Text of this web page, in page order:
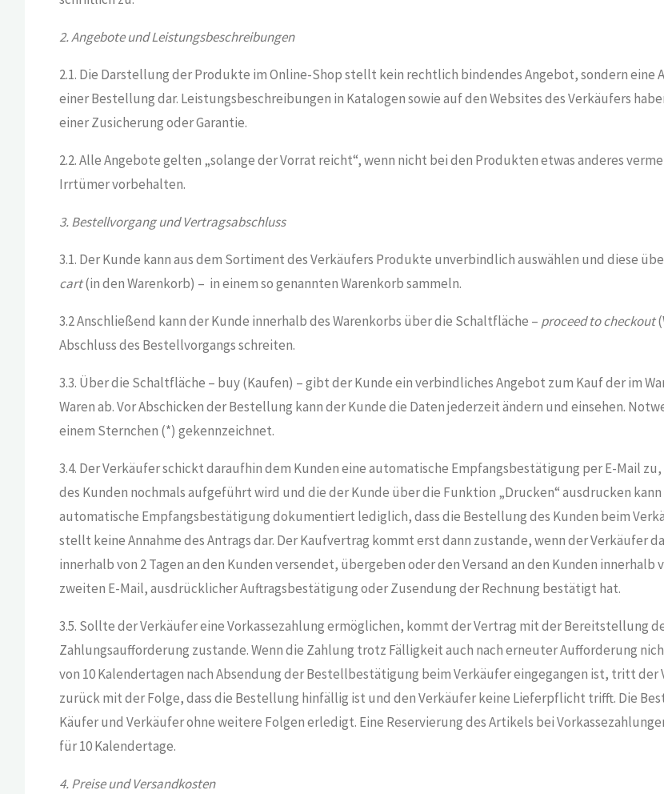
2. Angebote und Leistungsbeschreibungen
2.1. Die Darstellung der Produkte im Online-Shop stellt kein rechtlich bindendes Angebot, sondern eine
einer Bestellung dar. Leistungsbeschreibungen in Katalogen sowie auf den Websites des Verkäufers
einer Zusicherung oder Garantie.
2.2. Alle Angebote gelten „solange der Vorrat reicht“, wenn nicht bei den Produkten etwas anderes
Irrtümer vorbehalten.
3. Bestellvorgang und Vertragsabschluss
3.1. Der Kunde kann aus dem Sortiment des Verkäufers Produkte unverbindlich auswählen und diese
cart(in den Warenkorb) – in einem so genannten Warenkorb sammeln.
3.2 Anschließend kann der Kunde innerhalb des Warenkorbs über die Schaltfläche – proceed to checkout
Abschluss des Bestellvorgangs schreiten.
3.3. Über die Schaltfläche – buy (Kaufen) – gibt der Kunde ein verbindliches Angebot zum Kauf der im
Waren ab. Vor Abschicken der Bestellung kann der Kunde die Daten jederzeit ändern und einsehen.
einem Sternchen (*) gekennzeichnet.
3.4. Der Verkäufer schickt daraufhin dem Kunden eine automatische Empfangsbestätigung per E-Mail
des Kunden nochmals aufgeführt wird und die der Kunde über die Funktion „Drucken“ ausdrucken
automatische Empfangsbestätigung dokumentiert lediglich, dass die Bestellung des Kunden beim
stellt keine Annahme des Antrags dar. Der Kaufvertrag kommt erst dann zustande, wenn der Verkäufer
innerhalb von 2 Tagen an den Kunden versendet, übergeben oder den Versand an den Kunden innerhalb
zweiten E-Mail, ausdrücklicher Auftragsbestätigung oder Zusendung der Rechnung bestätigt hat.
3.5. Sollte der Verkäufer eine Vorkassezahlung ermöglichen, kommt der Vertrag mit der Bereitstellung
Zahlungsaufforderung zustande. Wenn die Zahlung trotz Fälligkeit auch nach erneuter Aufforderung
von 10 Kalendertagen nach Absendung der Bestellbestätigung beim Verkäufer eingegangen ist, tritt der
zurück mit der Folge, dass die Bestellung hinfällig ist und den Verkäufer keine Lieferpflicht trifft. Die
Käufer und Verkäufer ohne weitere Folgen erledigt. Eine Reservierung des Artikels bei
für 10 Kalendertage.
4. Preise und Versandkosten